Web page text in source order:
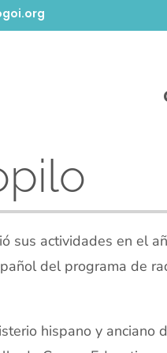
sus actividades en
del programa de
hispano y anciano